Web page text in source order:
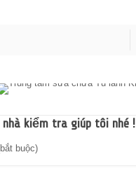
kiểm tra giúp tôi nhé !
buộc)